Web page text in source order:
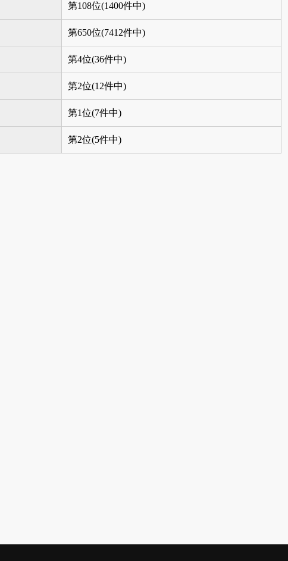
第108位(1400件中)
第650位(7412件中)
第4位(36件中)
第2位(12件中)
第1位(7件中)
第2位(5件中)